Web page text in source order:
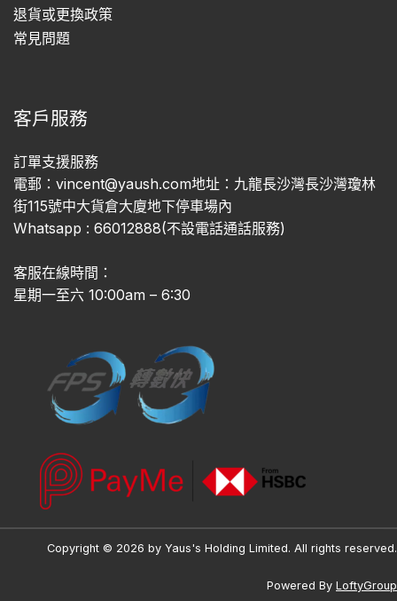
退貨或更換政策
常見問題
客戶服務
訂單支援服務
電郵：vincent@yaush.com地址：九龍長沙灣長沙灣瓊林
街115號中大貨倉大廈地下停車場內
Whatsapp : 66012888(不設電話通話服務)
客服在線時間：
星期一至六 10:00am – 6:30
Copyright © 2026 by Yaus's Holding Limited. All rights reserved.
Powered By LoftyGroup